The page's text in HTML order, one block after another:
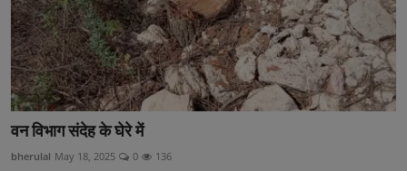
वन विभाग संदेह के घेरे में
bherulal May 18, 2025 0 136